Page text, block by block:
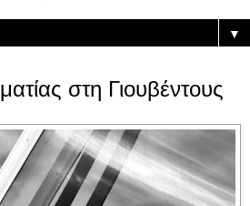
▼
στη Γιουβέντους